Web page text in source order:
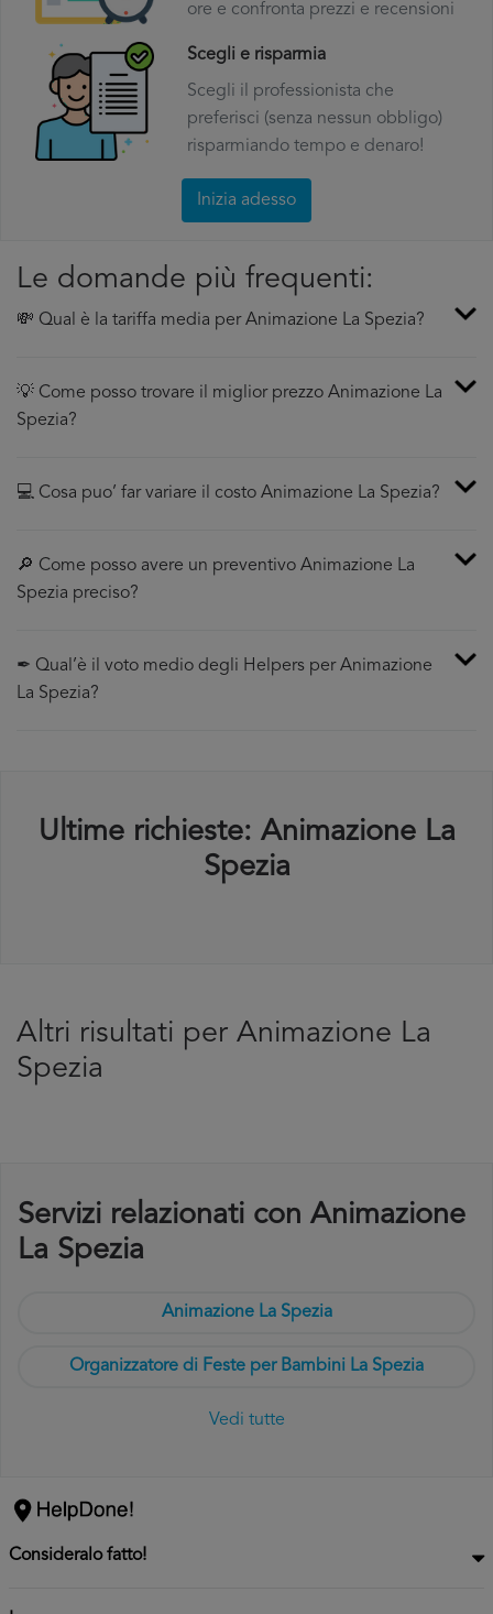
ore e confronta prezzi e recensioni
Scegli e risparmia
Scegli il professionista che
preferisci (senza nessun obbligo)
risparmiando tempo e denaro!
Inizia adesso
Le domande più frequenti:
💸 Qual è la tariffa media per Animazione La Spezia?
💡 Come posso trovare il miglior prezzo Animazione La
Spezia?
💻 Cosa puo’ far variare il costo Animazione La Spezia?
🔎 Come posso avere un preventivo Animazione La
Spezia preciso?
✒ Qual’è il voto medio degli Helpers per Animazione
La Spezia?
Ultime richieste: Animazione La
Spezia
Altri risultati per Animazione La
Spezia
Servizi relazionati con Animazione
La Spezia
Animazione La Spezia
Organizzatore di Feste per Bambini La Spezia
Vedi tutte
Consideralo fatto!